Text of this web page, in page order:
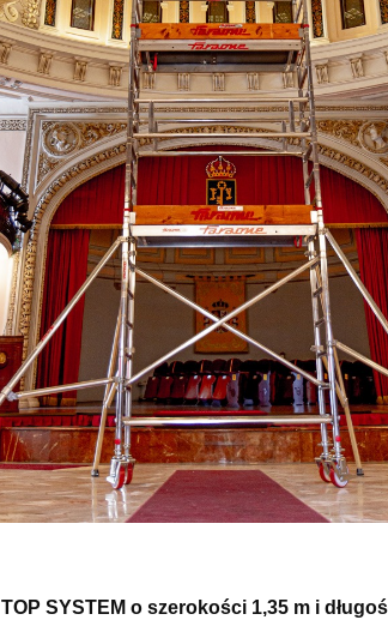
Składana platforma robocza
FARAONE SGS 3 stopnie -
wysokość robocza 2,80m
1 804,41 zł
Cena regularna:2 004,90 zł
Najniższa cena:1 685,96 zł
do koszyka
na
SYSTEM o szerokości 1,35 m i